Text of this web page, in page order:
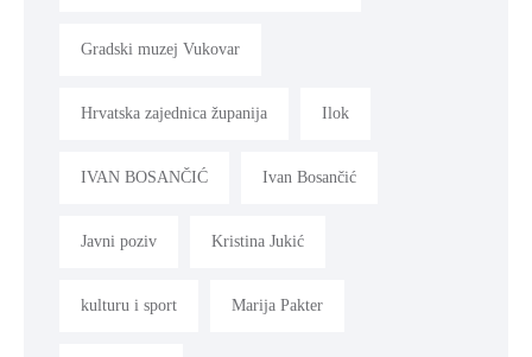
Gradski muzej Vukovar
Hrvatska zajednica županija Ilok
IVAN BOSANČIĆ Ivan Bosančić
Javni poziv Kristina Jukić
kulturu i sport Marija Pakter